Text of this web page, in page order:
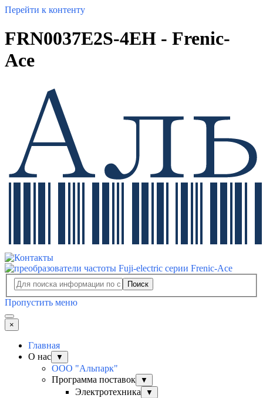
Перейти к контенту
FRN0037E2S-4EH - Frenic-
Ace
Поиск
Пропустить меню
×
Главная
О нас
▼
ООО "Альпарк"
Программа поставок
▼
Электротехника ▼